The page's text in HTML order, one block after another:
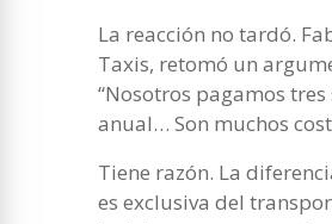
La reacción no tardó.
Taxis, retomó un
“Nosotros pagamos tres
anual… Son muchos
Tiene razón. La
es exclusiva del